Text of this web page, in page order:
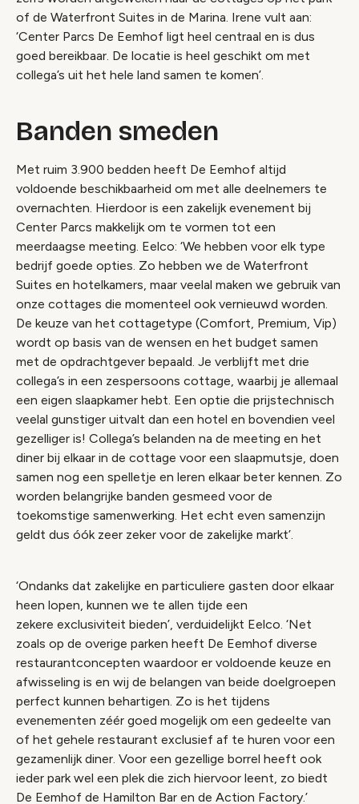
of de Waterfront Suites in de Marina. Irene vult aan:
‘Center Parcs De Eemhof ligt heel centraal en is dus
goed bereikbaar. De locatie is heel geschikt om met
collega’s uit het hele land samen te komen’.
Banden smeden
Met ruim 3.900 bedden heeft De Eemhof altijd
voldoende beschikbaarheid om met alle deelnemers te
overnachten. Hierdoor is een zakelijk evenement bij
Center Parcs makkelijk om te vormen tot een
meerdaagse meeting. Eelco: ‘We hebben voor elk type
bedrijf goede opties. Zo hebben we de Waterfront
Suites en hotelkamers, maar veelal maken we gebruik van
onze cottages die momenteel ook vernieuwd worden.
De keuze van het cottagetype (Comfort, Premium, Vip)
wordt op basis van de wensen en het budget samen
met de opdrachtgever bepaald. Je verblijft met drie
collega’s in een zespersoons cottage, waarbij je allemaal
een eigen slaapkamer hebt. Een optie die prijstechnisch
veelal gunstiger uitvalt dan een hotel en bovendien veel
gezelliger is! Collega’s belanden na de meeting en het
diner bij elkaar in de cottage voor een slaapmutsje, doen
samen nog een spelletje en leren elkaar beter kennen. Zo
worden belangrijke banden gesmeed voor de
toekomstige samenwerking. Het echt even samenzijn
geldt dus óók zeer zeker voor de zakelijke markt’.
‘Ondanks dat zakelijke en particuliere gasten door elkaar
heen lopen, kunnen we te allen tijde een
zekere exclusiviteit bieden’, verduidelijkt Eelco. ‘Net
zoals op de overige parken heeft De Eemhof diverse
restaurantconcepten waardoor er voldoende keuze en
afwisseling is en wij de belangen van beide doelgroepen
perfect kunnen behartigen. Zo is het tijdens
evenementen zéér goed mogelijk om een gedeelte van
of het gehele restaurant exclusief af te huren voor een
gezamenlijk diner. Voor een gezellige borrel heeft ook
ieder park wel een plek die zich hiervoor leent, zo biedt
De Eemhof de Hamilton Bar en de Action Factory.’